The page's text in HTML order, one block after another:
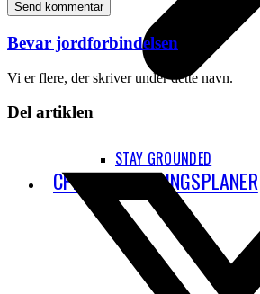
STAY GROUNDED
CPH’S UDBYGNINGSPLANER
Bevar jordforbindelsen
Vi er flere, der skriver under dette navn.
Del artiklen